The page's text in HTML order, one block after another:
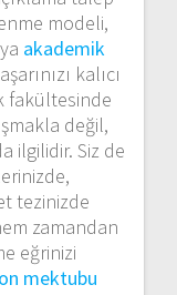
modeli,
akademik
kalıcı
fakültesinde
değil,
ilgilidir. Siz de
tezinizde
zamandan
eğrinizi
mektubu